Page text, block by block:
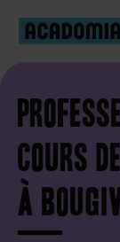
cours
à